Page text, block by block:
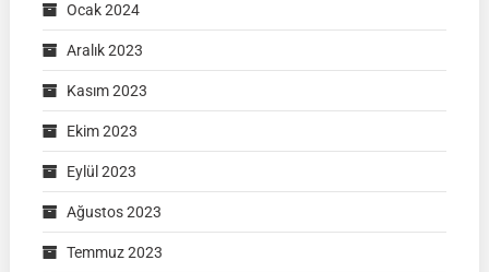
Ocak 2024
Aralık 2023
Kasım 2023
Ekim 2023
Eylül 2023
Ağustos 2023
Temmuz 2023